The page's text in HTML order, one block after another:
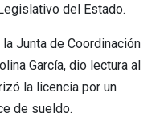
del Estado.
Junta de Coordinación
García, dio lectura al
la licencia por un
de sueldo.